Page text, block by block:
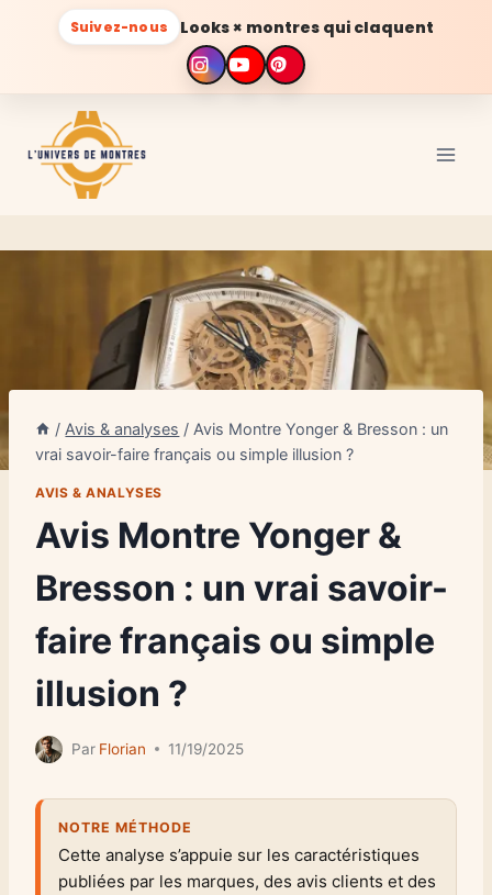
Suivez-nous Looks × montres qui claquent
contenu
/ Avis & analyses / Avis Montre Yonger & Bresson : un
vrai savoir-faire français ou simple illusion ?
AVIS & ANALYSES
Avis Montre Yonger &
Bresson : un vrai savoir-
faire français ou simple
illusion ?
Par Florian 11/19/2025
NOTRE MÉTHODE
Cette analyse s’appuie sur les caractéristiques
publiées par les marques, des avis clients et des